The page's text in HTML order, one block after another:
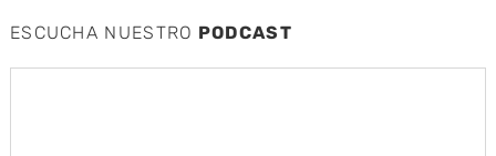
ESCUCHA NUESTRO PODCAST